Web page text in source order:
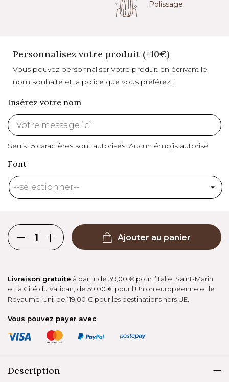
Polissage
Personnalisez votre produit (+10€)
Vous pouvez personnaliser votre produit en écrivant le
nom souhaité et la police que vous préférez !
Insérez votre nom
Seuls 15 caractères sont autorisés. Aucun émojis autorisé
Font
Ajouter au panier
Livraison gratuite à partir de 39,00 € pour l’Italie, Saint-Marin
et la Cité du Vatican; de 59,00 € pour l’Union européenne et le
Royaume-Uni; de 119,00 € pour les destinations hors UE.
Vous pouvez payer avec
Description